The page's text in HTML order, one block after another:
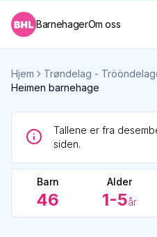
BarnehagerOm oss
Hjem Trøndelag -
Heimen barnehage
Tallene er fra
siden.
Barn
46
Alder
1-5år